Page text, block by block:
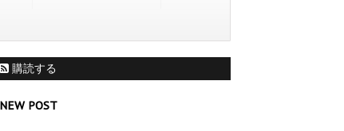
購読する
NEW POST